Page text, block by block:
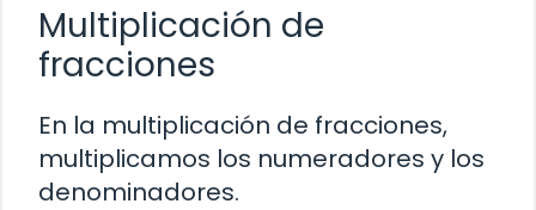
Multiplicación de
fracciones
En la multiplicación de fracciones,
multiplicamos los numeradores y los
denominadores.